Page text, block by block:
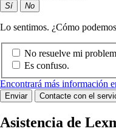
Sí No
Lo sentimos. ¿Cómo
No resuelve mi
Es confuso.
Encontrará más información
Enviar Contacte con el
Asistencia de